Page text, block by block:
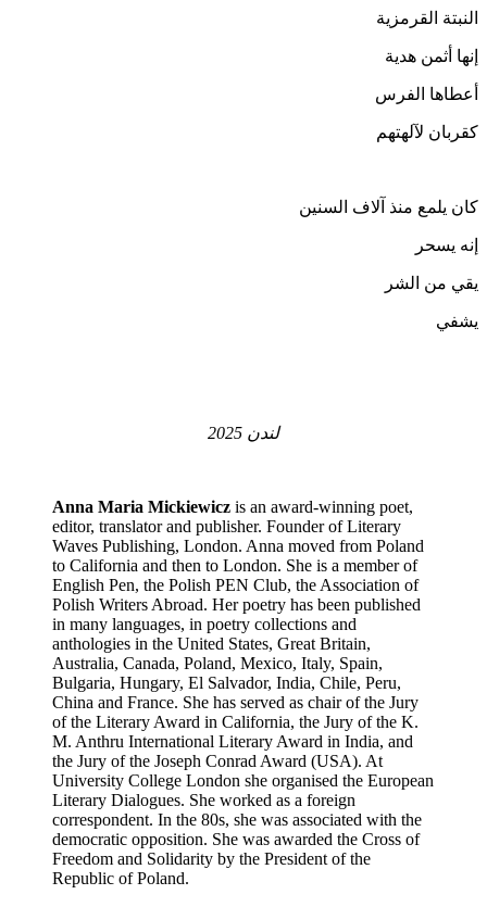
النبتة القرمزية
إنها أثمن هدية
أعطاها الفرس
كقربان لآلهتهم
كان يلمع منذ آلاف السنين
إنه يسحر
يقي من الشر
يشفي
لندن 2025
Anna Maria Mickiewicz is an award-winning poet,
editor, translator and publisher. Founder of Literary
Waves Publishing, London. Anna moved from Poland
to California and then to London. She is a member of
English Pen, the Polish PEN Club, the Association of
Polish Writers Abroad. Her poetry has been published
in many languages, in poetry collections and
anthologies in the United States, Great Britain,
Australia, Canada, Poland, Mexico, Italy, Spain,
Bulgaria, Hungary, El Salvador, India, Chile, Peru,
China and France. She has served as chair of the Jury
of the Literary Award in California, the Jury of the K.
M. Anthru International Literary Award in India, and
the Jury of the Joseph Conrad Award (USA). At
University College London she organised the European
Literary Dialogues. She worked as a foreign
correspondent. In the 80s, she was associated with the
democratic opposition. She was awarded the Cross of
Freedom and Solidarity by the President of the
Republic of Poland.